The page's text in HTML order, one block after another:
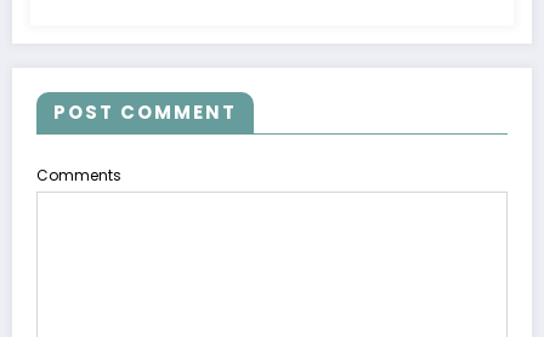
POST COMMENT
Comments